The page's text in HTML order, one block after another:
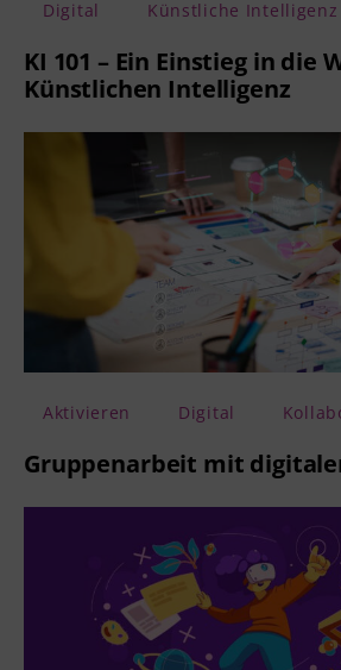
Digital Künstliche Intelligenz
KI 101 – Ein Einstieg in die
Künstlichen Intelligenz
Aktivieren Digital
Gruppenarbeit mit